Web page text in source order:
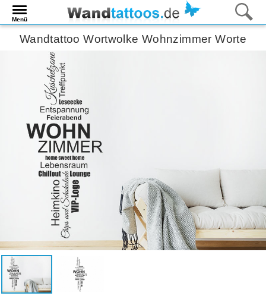
Menü
Wandtattoo Wortwolke Wohnzimmer Worte